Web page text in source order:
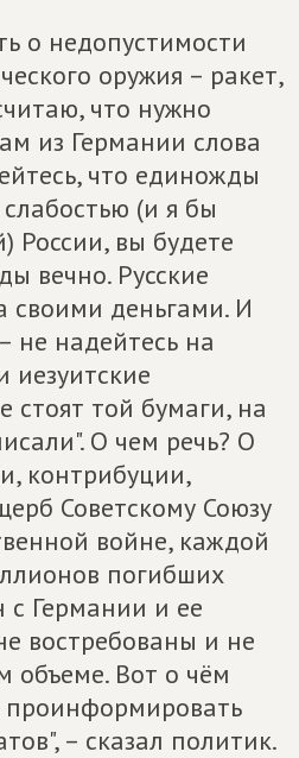
о недопустимости
оружия – ракет,
что нужно
из Германии слова
что единожды
(и я бы
России, вы будете
вечно. Русские
своими деньгами. И
не надейтесь на
стоят той бумаги, на
О чем речь? О
контрибуции,
Советскому Союзу
войне, каждой
погибших
с Германии и ее
востребованы и не
объеме. Вот о чём
проинформировать
– сказал политик.